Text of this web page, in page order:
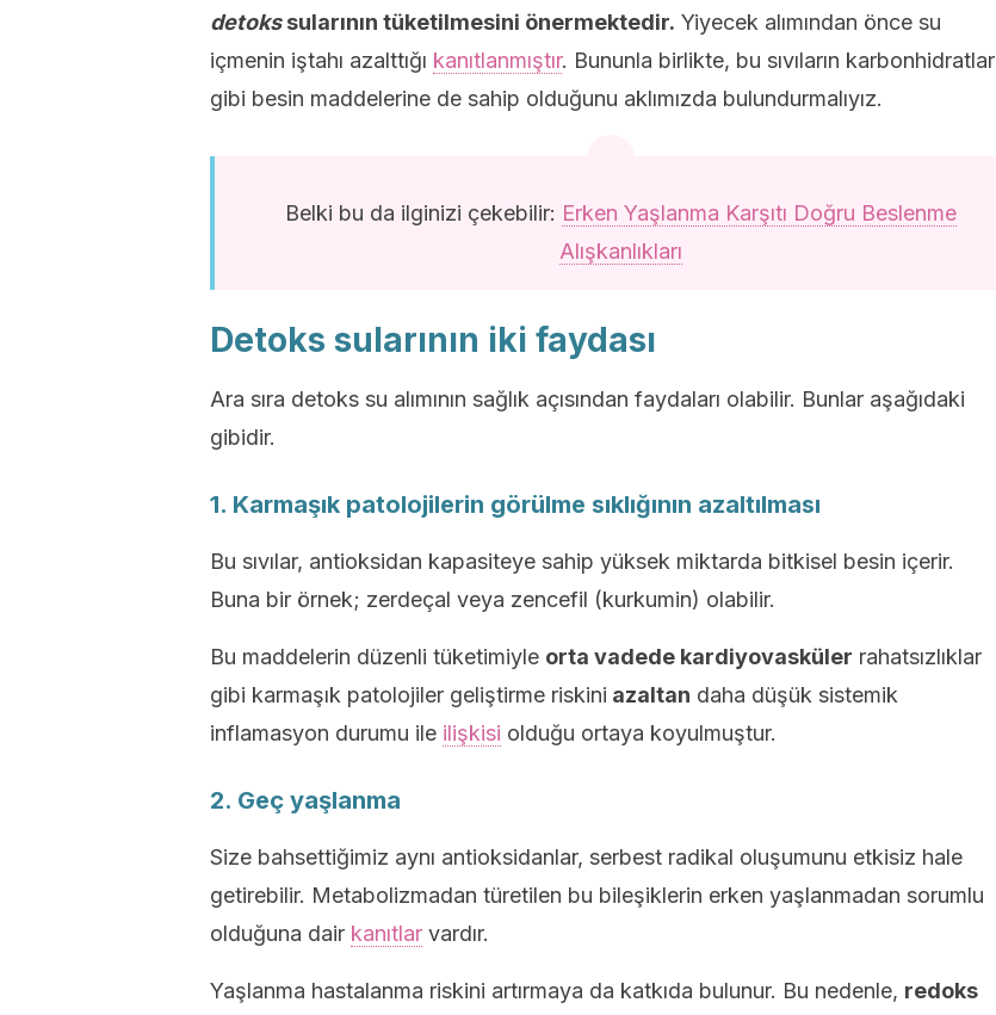
detokssularının tüketilmesini önermektedir. Yiyecek alımından önce su
içmenin iştahı azalttığı kanıtlanmıştır. Bununla birlikte, bu sıvıların karbonhidratlar
gibi besin maddelerine de sahip olduğunu aklımızda bulundurmalıyız.
Belki bu da ilginizi çekebilir: Erken Yaşlanma Karşıtı Doğru Beslenme
Alışkanlıkları
Detoks sularının iki faydası
Ara sıra detoks su alımının sağlık açısından faydaları olabilir. Bunlar aşağıdaki
gibidir.
1. Karmaşık patolojilerin görülme sıklığının azaltılması
Bu sıvılar, antioksidan kapasiteye sahip yüksek miktarda bitkisel besin içerir.
Buna bir örnek; zerdeçal veya zencefil (kurkumin) olabilir.
Bu maddelerin düzenli tüketimiyle orta vadede kardiyovasküler rahatsızlıklar
gibi karmaşık patolojiler geliştirme riskini azaltan daha düşük sistemik
inflamasyon durumu ile ilişkisi olduğu ortaya koyulmuştur.
2. Geç yaşlanma
Size bahsettiğimiz aynı antioksidanlar, serbest radikal oluşumunu etkisiz hale
getirebilir. Metabolizmadan türetilen bu bileşiklerin erken yaşlanmadan sorumlu
olduğuna dair kanıtlar vardır.
Yaşlanma hastalanma riskini artırmaya da katkıda bulunur. Bu nedenle, redoks